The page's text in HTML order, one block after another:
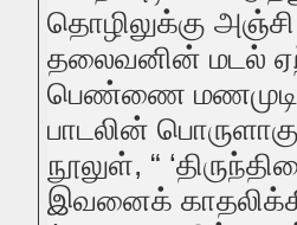
தொழிலுக்கு
தலைவனின் மடல்
பெண்ணை
பாடலின்
நூலுள், “
இவனைக்